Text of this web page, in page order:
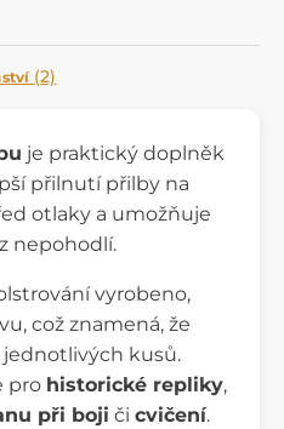
(2)
je praktický doplněk
přilnutí přilby na
otlaky a umožňuje
nepohodlí.
vyrobeno,
což znamená, že
kusů.
pro historické repliky,
při boji či cvičení.